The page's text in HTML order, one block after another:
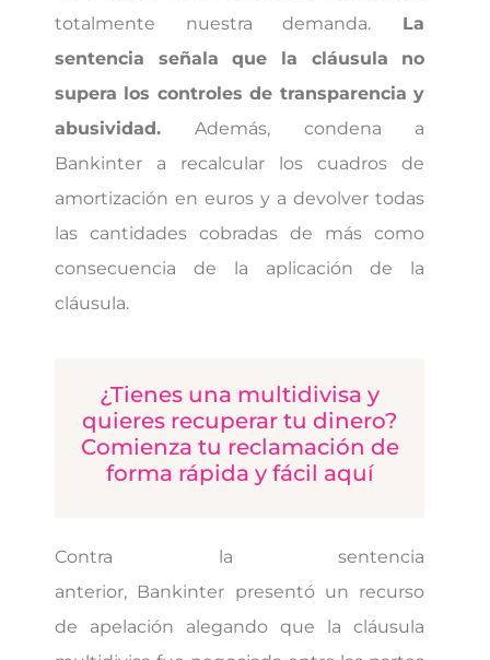
totalmente nuestra demanda. La
sentencia señala que la cláusula no
supera los controles de transparencia y
abusividad.Además, condena a
Bankinter a recalcular los cuadros de
amortización en euros y a devolver todas
las cantidades cobradas de más como
consecuencia de la aplicación de la
cláusula.
¿Tienes una multidivisa y
quieres recuperar tu dinero?
Comienza tu reclamación de
forma rápida y fácil aquí
Contra la sentencia
anterior, Bankinter presentó un recurso
de apelación alegando que la cláusula